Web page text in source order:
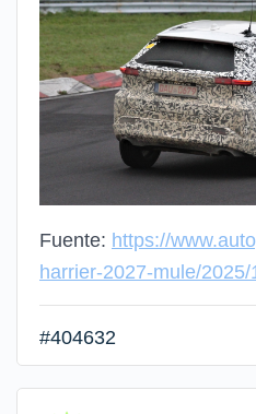
Fuente: https://
harrier-2027-mule/2025/
#404632